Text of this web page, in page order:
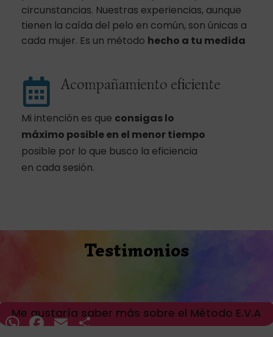
circunstancias. Nuestras experiencias, aunque
tienen la caída del pelo en común, son únicas a
cada mujer. Es un método hecho a tu medida
Acompañamiento eficiente
Mi intención es que consigas lo
máximo posibleen el menor tiempo
posible por lo que busco la eficiencia
en cada sesión.
Me gustaría saber más sobre el Método E.V.A
Testimonios
WhatsApp
Facebook
Email
Compartir